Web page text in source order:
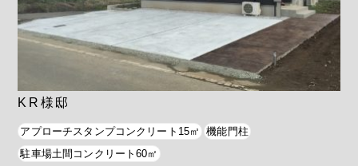
KR様邸
アプローチスタンプコンクリート15㎡
機能門柱
駐車場土間コンクリート60㎡